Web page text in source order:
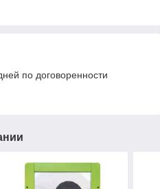
по договоренности